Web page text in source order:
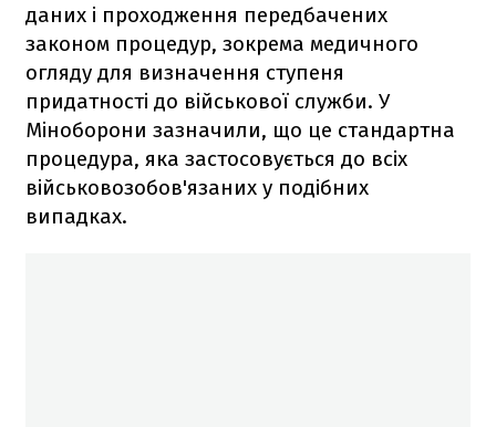
даних і проходження передбачених
законом процедур, зокрема медичного
огляду для визначення ступеня
придатності до військової служби. У
Міноборони зазначили, що це стандартна
процедура, яка застосовується до всіх
військовозобов'язаних у подібних
випадках.